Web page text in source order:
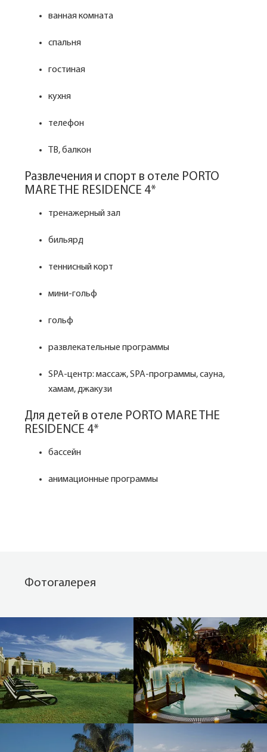
ванная комната
спальня
гостиная
кухня
телефон
ТВ, балкон
Развлечения и спорт в отеле PORTO
MARE THE RESIDENCE 4*
тренажерный зал
бильярд
теннисный корт
мини-гольф
гольф
развлекательные программы
SPA-центр: массаж, SPA-программы, сауна,
хамам, джакузи
Для детей в отеле PORTO MARE THE
RESIDENCE 4*
бассейн
анимационные программы
Фотогалерея